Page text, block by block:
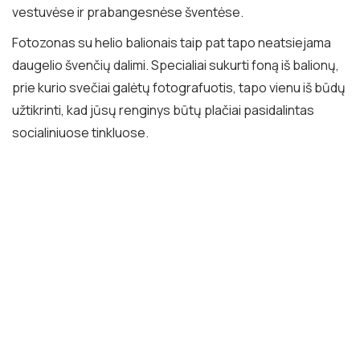
vestuvėse ir prabangesnėse šventėse.
Fotozonas su helio balionais taip pat tapo neatsiejama
daugelio švenčių dalimi. Specialiai sukurti foną iš balionų,
prie kurio svečiai galėtų fotografuotis, tapo vienu iš būdų
užtikrinti, kad jūsų renginys būtų plačiai pasidalintas
socialiniuose tinkluose.